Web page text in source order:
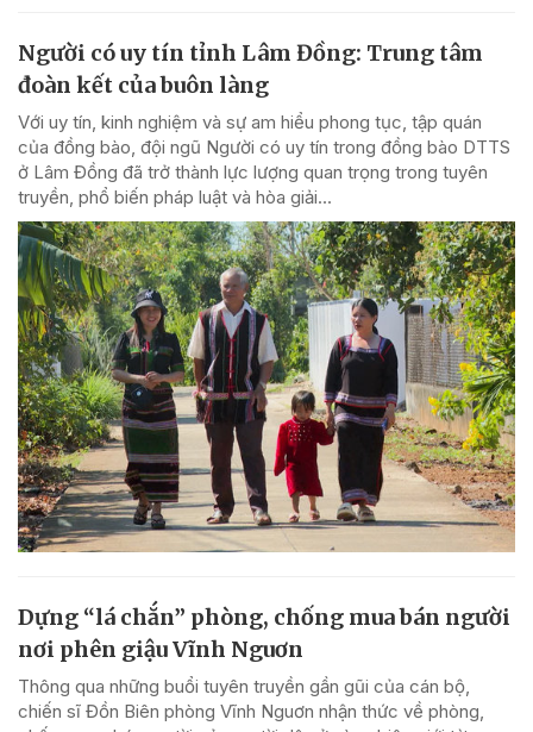
Người có uy tín tỉnh Lâm Đồng: Trung tâm
đoàn kết của buôn làng
Với uy tín, kinh nghiệm và sự am hiểu phong tục, tập quán
của đồng bào, đội ngũ Người có uy tín trong đồng bào DTTS
ở Lâm Đồng đã trở thành lực lượng quan trọng trong tuyên
truyền, phổ biến pháp luật và hòa giải...
Dựng “lá chắn” phòng, chống mua bán người
nơi phên giậu Vĩnh Nguơn
Thông qua những buổi tuyên truyền gần gũi của cán bộ,
chiến sĩ Đồn Biên phòng Vĩnh Nguơn nhận thức về phòng,